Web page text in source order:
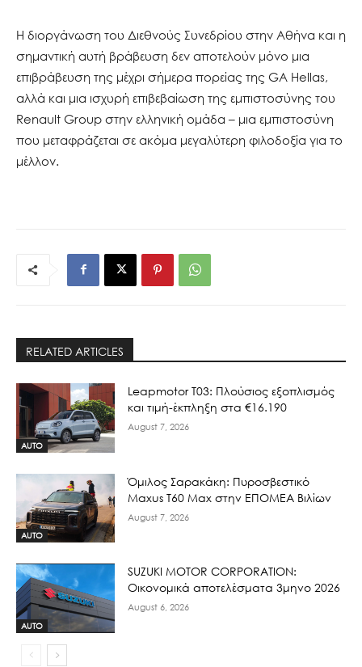
Η διοργάνωση του Διεθνούς Συνεδρίου στην Αθήνα και η
σημαντική αυτή βράβευση δεν αποτελούν μόνο μια
επιβράβευση της μέχρι σήμερα πορείας της GA Hellas,
αλλά και μια ισχυρή επιβεβαίωση της εμπιστοσύνης του
Renault Group στην ελληνική ομάδα – μια εμπιστοσύνη
που μεταφράζεται σε ακόμα μεγαλύτερη φιλοδοξία για το
μέλλον.
RELATED ARTICLES
AUTO
Leapmotor T03: Πλούσιος εξοπλισμός
και τιμή-έκπληξη στα €16.190
August 7, 2026
AUTO
Όμιλος Σαρακάκη: Πυροσβεστικό
Maxus T60 Max στην ΕΠΟΜΕΑ Βιλίων
August 7, 2026
AUTO
SUZUKI MOTOR CORPORATION:
Οικονομικά αποτελέσματα 3μηνο 2026
August 6, 2026